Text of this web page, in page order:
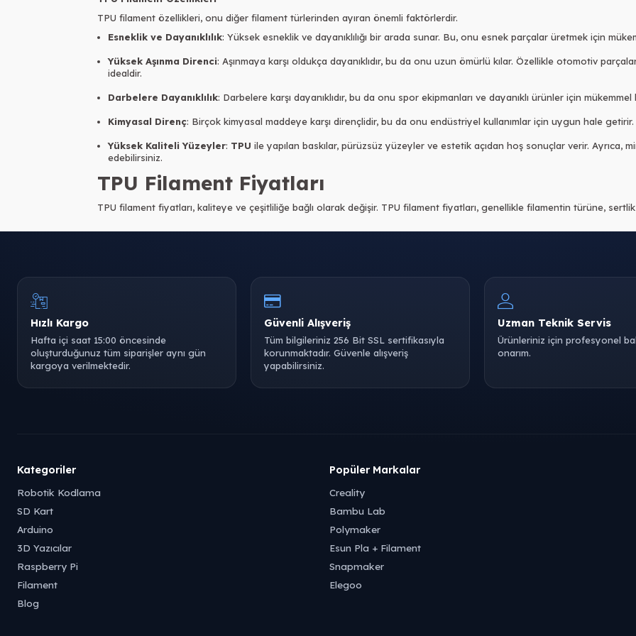
TPU filament özellikleri, onu diğer filament türlerinden ayıran önemli faktörlerdir.
Esneklik ve Dayanıklılık: Yüksek esneklik ve dayanıklılığı bir arada sunar. Bu, onu esnek parçalar üretmek için
Yüksek Aşınma Direnci: Aşınmaya karşı oldukça dayanıklıdır, bu da onu uzun ömürlü kılar. Özellikle otomotiv
idealdir.
Darbelere Dayanıklılık: Darbelere karşı dayanıklıdır, bu da onu spor ekipmanları ve dayanıklı ürünler için
Kimyasal Direnç: Birçok kimyasal maddeye karşı dirençlidir, bu da onu endüstriyel kullanımlar için uygun hale getirir.
Yüksek Kaliteli Yüzeyler: TPU ile yapılan baskılar, pürüzsüz yüzeyler ve estetik açıdan hoş sonuçlar verir. Ayrıca,
edebilirsiniz.
TPU Filament Fiyatları
TPU filament fiyatları, kaliteye ve çeşitliliğe bağlı olarak değişir. TPU filament fiyatları, genellikle filamentin türüne,
Hızlı Kargo
Hafta içi saat 15:00 öncesinde
oluşturduğunuz tüm siparişler aynı gün
kargoya verilmektedir.
Güvenli Alışveriş
Tüm bilgileriniz 256 Bit SSL sertifikasıyla
korunmaktadır. Güvenle alışveriş
yapabilirsiniz.
Uzman Teknik Servis
Ürünleriniz için profesyonel
onarım.
Kategoriler
Robotik Kodlama
SD Kart
Arduino
3D Yazıcılar
Raspberry Pi
Filament
Blog
Popüler Markalar
Creality
Bambu Lab
Polymaker
Esun Pla + Filament
Snapmaker
Elegoo